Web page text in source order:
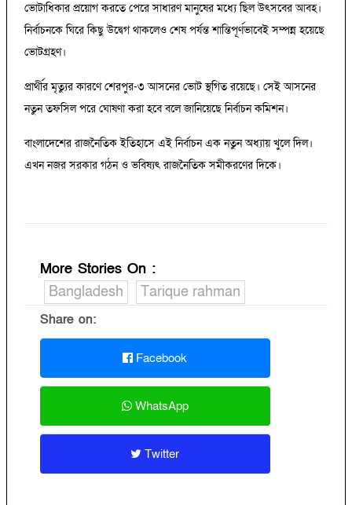
ভোটাধিকার প্রয়োগ করতে পেরে সাধারণ মানুষের মধ্যে ছিল উৎসবের আবহ।
নির্বাচনকে ঘিরে কিছু উদ্বেগ থাকলেও শেষ পর্যন্ত শান্তিপূর্ণভাবেই সম্পন্ন হয়েছে
ভোটগ্রহণ।
প্রার্থীর মৃত্যুর কারণে শেরপুর-৩ আসনের ভোট স্থগিত রয়েছে। সেই আসনের
নতুন তফসিল পরে ঘোষণা করা হবে বলে জানিয়েছে নির্বাচন কমিশন।
বাংলাদেশের রাজনৈতিক ইতিহাসে এই নির্বাচন এক নতুন অধ্যায় খুলে দিল।
এখন নজর সরকার গঠন ও ভবিষ্যৎ রাজনৈতিক সমীকরণের দিকে।
More Stories On :
Bangladesh
Tarique rahman
Share on:
Facebook
WhatsApp
Twitter